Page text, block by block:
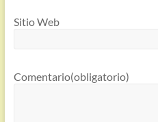
Sitio Web
Comentario(obligatorio)